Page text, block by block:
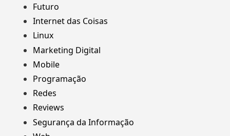
Futuro
Internet das Coisas
Linux
Marketing Digital
Mobile
Programação
Redes
Reviews
Segurança da Informação